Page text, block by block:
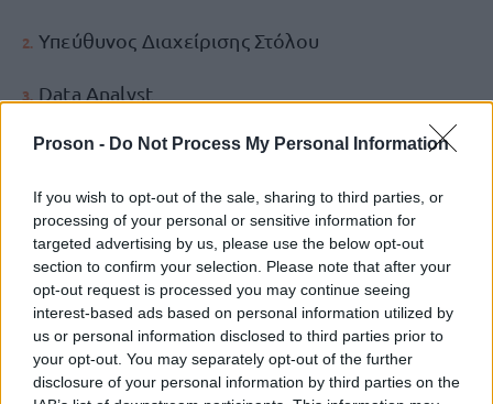
Proson - Do Not Process My Personal Information
If you wish to opt-out of the sale, sharing to third parties, or
processing of your personal or sensitive information for
targeted advertising by us, please use the below opt-out
section to confirm your selection. Please note that after your
opt-out request is processed you may continue seeing
interest-based ads based on personal information utilized by
us or personal information disclosed to third parties prior to
your opt-out. You may separately opt-out of the further
disclosure of your personal information by third parties on the
Υπεύθυνος Διαχείρισης Στόλου
Data Analyst
Υπάλληλος Τμήματος Marketing
Διάφορες Ειδικότητες
Υπεύθυνος Διαχείρισης Αυτοκινήτων - PDI
Υπεύθυνος Καθαριότητας
Μπορείτε να κάνετε άμεσα αίτηση για τη θέση του